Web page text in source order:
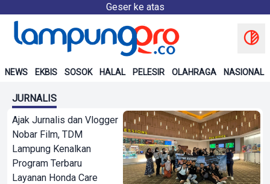
Geser ke atas
NEWS EKBIS SOSOK HALAL PELESIR OLAHRAGA NASIONAL
JURNALIS
Ajak Jurnalis dan Vlogger
Nobar Film, TDM
Lampung Kenalkan
Program Terbaru
Layanan Honda Care